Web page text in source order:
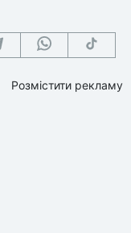
Розмістити рекламу